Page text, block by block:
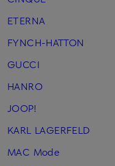
ETERNA
FYNCH-HATTON
GUCCI
HANRO
JOOP!
KARL LAGERFELD
MAC Mode